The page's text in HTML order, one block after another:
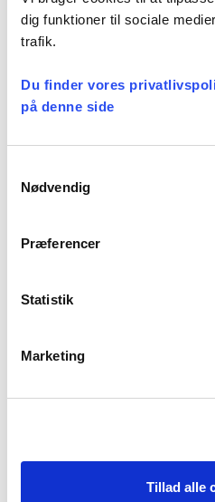
dig funktioner til sociale
trafik.
Du finder vores
på denne side
Nødvendig
Præferencer
Statistik
Marketing
Tillad alle
Hadsundvej 200, 9220
3/9 – 2019 – Scandic
6000 Kolding
Tilmeld dig på
lmn@pfa.dk eller 29 23 80
Vi glæder os til at se dig
kollega/ledsager med –